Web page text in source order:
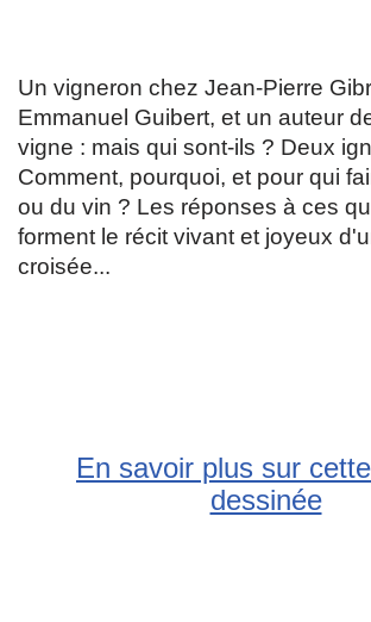
Un vigneron chez Jean-Pierre
Emmanuel Guibert, et un auteur
vigne : mais qui sont-ils ? Deux
Comment, pourquoi, et pour qui
ou du vin ? Les réponses à ces
forment le récit vivant et joyeux
croisée...
En savoir plus sur
dessinée